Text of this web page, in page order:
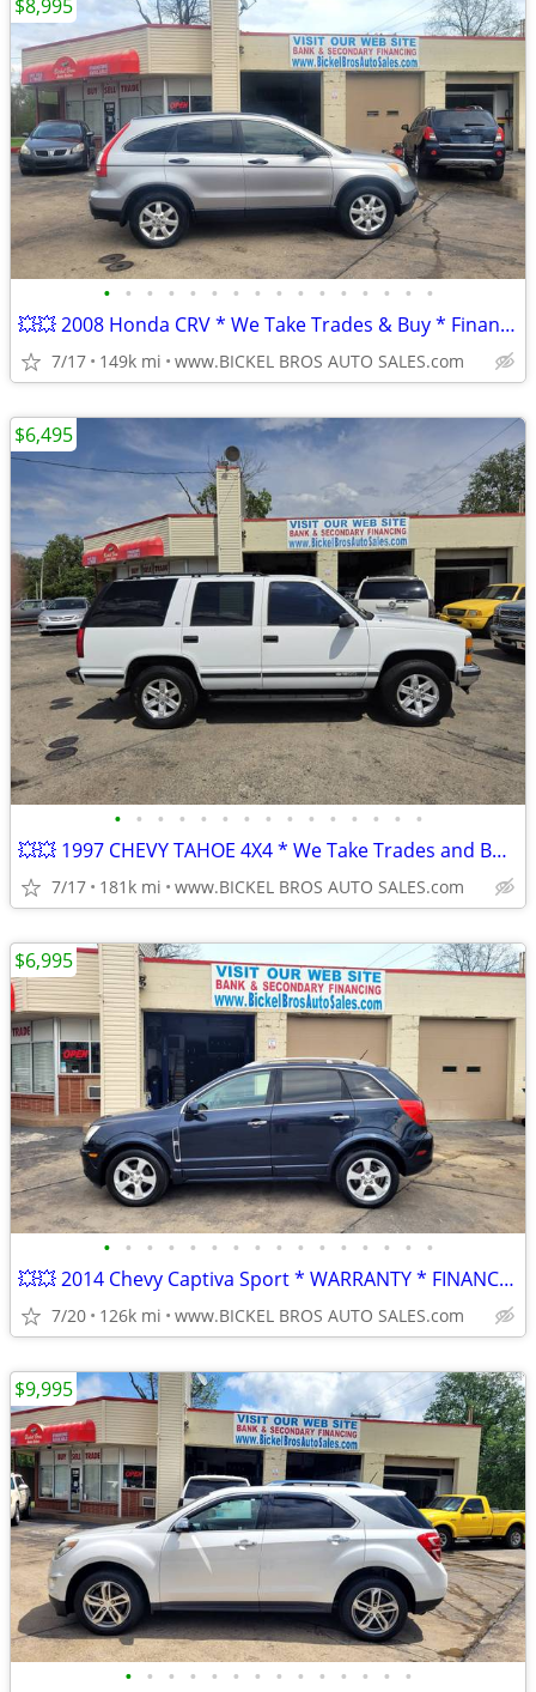
• • • • • • • • • • • • • • • •
💥💥 2008 Honda CRV * We Take Trades & Buy * Financing Available ***
7/17 149k mi www.BICKEL BROS AUTO SALES.com
$8,995
• • • • • • • • • • • • • • •
💥💥 1997 CHEVY TAHOE 4X4 * We Take Trades and Buy * Runs Great *Clean
7/17 181k mi www.BICKEL BROS AUTO SALES.com
$6,495
• • • • • • • • • • • • • • • •
💥💥 2014 Chevy Captiva Sport * WARRANTY * FINANCE * TRADES * BUY
7/20 126k mi www.BICKEL BROS AUTO SALES.com
$6,995
• • • • • • • • • • • • • •
$9,995